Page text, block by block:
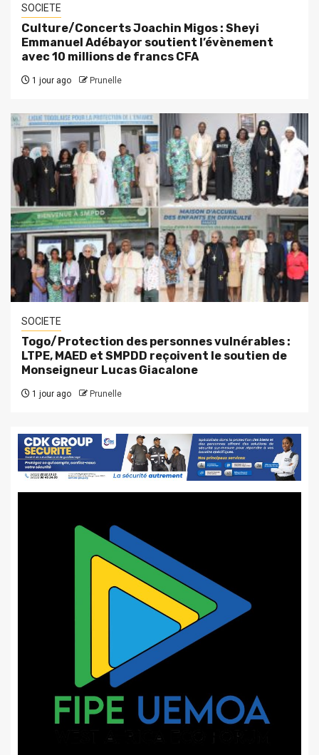
SOCIETE
Culture/Concerts Joachin Migos : Sheyi
Emmanuel Adébayor soutient l’évènement
avec 10 millions de francs CFA
1 jour ago Prunelle
SOCIETE
Togo/Protection des personnes vulnérables :
LTPE, MAED et SMPDD reçoivent le soutien de
Monseigneur Lucas Giacalone
1 jour ago Prunelle